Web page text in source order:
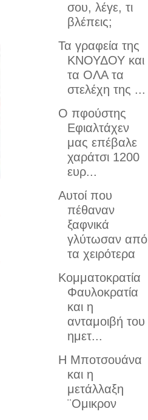
σου, λέγε, τι
βλέπεις;
Τα γραφεία της
ΚΝΟΥΔΟΥ και
τα ΟΛΑ τα
στελέχη της ...
Ο πφούστης
Εφιαλτάχεν
μας επέβαλε
χαράτσι 1200
ευρ...
Αυτοί που
πέθαναν
ξαφνικά
γλύτωσαν από
τα χειρότερα
Κομματοκρατία
Φαυλοκρατία
και η
ανταμοιβή του
ημετ...
Η Μποτσουάνα
και η
μετάλλαξη
¨Ομικρον